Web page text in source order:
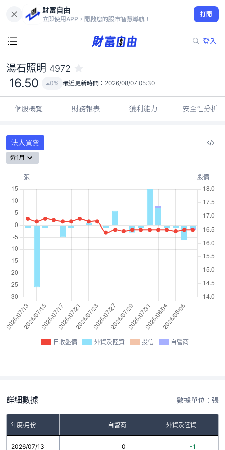
財富自由
立即使用APP，開啟您的股市智慧導航！
打開
登入
16.50
0%
湯石照明 4972
16.50 0% 最近更新時間： 2026/08/07 05:30
個股概覽 財務報表 獲利能力 安全性分析
法人買賣
近1月
日收盤價 外資及陸資 投信 自營商
詳細數據 數據單位：張
年度/月份 自營商 外資及陸資
2026/07/13 0 -1